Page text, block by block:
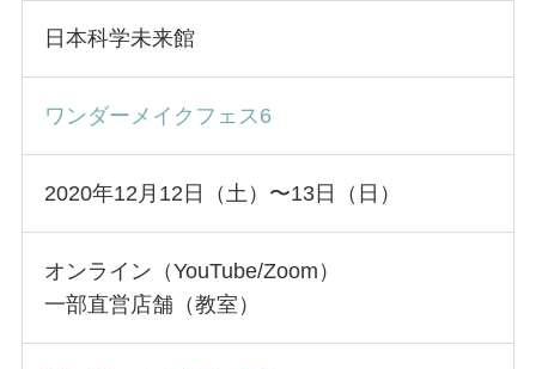
日本科学未来館
ワンダーメイクフェス6
2020年12月12日（土）〜13日（日）
オンライン（YouTube/Zoom）
一部直営店舗（教室）